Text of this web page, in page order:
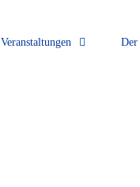
Veranstaltungen Der